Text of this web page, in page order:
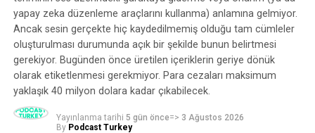
nedeniyle araştırma toplam 67 tekil katılımcının
deneyimlerine dayanırken, analizlerde 74 aktör temsili
değerlendirildi.
Araştırmada örneklem oluşturulurken yalnızca farklı
podcast aktörlerine ulaşılması değil, bu aktörlerin kendi
içindeki çeşitliliğin de temsil edilmesi gözetildi. Kurumsal
reklamlar ücretlendirilmiş ve ses dosyasına eklenmiş,
ancak dinleyici aktif olarak bunları dinlememeye teşvik
edilmiş.
Bu özelliğin Spotify’ın rakiplerinin reklamlarıyla birlikte
görünmesi de aynı derecede sorunlu, çünkü Spotify,
rakiplerine ait podcast’lerdeki reklamların etkinliğini
engelleyebilir.
yapay zeka düzenleme araçlarını kullanma) anlamına gelmiyor.
Ancak sesin gerçekte hiç kaydedilmemiş olduğu tam cümleler
oluşturulması durumunda açık bir şekilde bunun belirtmesi
gerekiyor. Bugünden önce üretilen içeriklerin geriye dönük
olarak etiketlenmesi gerekmiyor. Para cezaları maksimum
yaklaşık 40 milyon dolara kadar çıkabilecek.
Yayınlanma tarihi 5 gün önce=> 3 Ağustos 2026
By Podcast Turkey